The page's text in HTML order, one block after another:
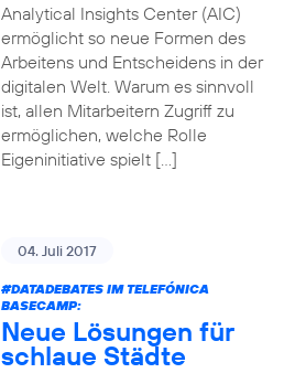
Analytical Insights Center (AIC)
ermöglicht so neue Formen des
Arbeitens und Entscheidens in der
digitalen Welt. Warum es sinnvoll
ist, allen Mitarbeitern Zugriff zu
ermöglichen, welche Rolle
Eigeninitiative spielt […]
04. Juli 2017
#DATADEBATESIM TELEFÓNICA
BASECAMP:
Neue Lösungen für
schlaue Städte